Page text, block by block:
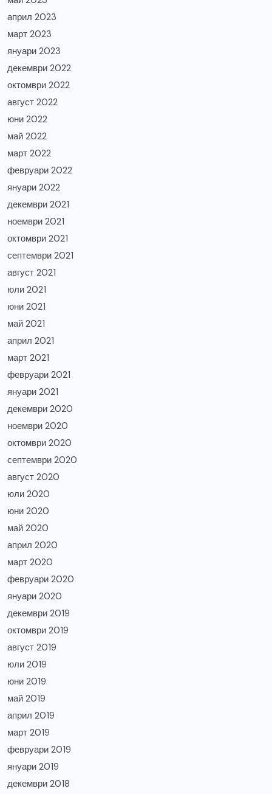
април 2023
март 2023
януари 2023
декември 2022
октомври 2022
август 2022
юни 2022
май 2022
март 2022
февруари 2022
януари 2022
декември 2021
ноември 2021
октомври 2021
септември 2021
август 2021
юли 2021
юни 2021
май 2021
април 2021
март 2021
февруари 2021
януари 2021
декември 2020
ноември 2020
октомври 2020
септември 2020
август 2020
юли 2020
юни 2020
май 2020
април 2020
март 2020
февруари 2020
януари 2020
декември 2019
октомври 2019
август 2019
юли 2019
юни 2019
май 2019
април 2019
март 2019
февруари 2019
януари 2019
декември 2018